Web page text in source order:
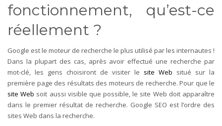
fonctionnement, qu’est-ce
réellement ?
Google est le moteur de recherche le plus utilisé par les internautes !
Dans la plupart des cas, après avoir effectué une recherche par
mot-clé, les gens choisiront de visiter le site Web situé sur la
première page des résultats des moteurs de recherche. Pour que le
site Web soit aussi visible que possible, le site Web doit apparaître
dans le premier résultat de recherche. Google SEO est l’ordre des
sites Web dans la recherche.